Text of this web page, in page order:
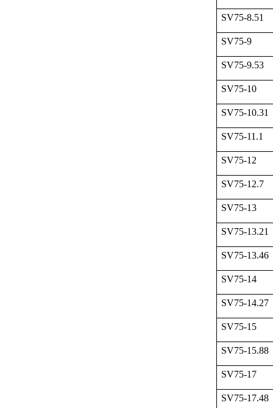
SV75-8.51
SV75-9
SV75-9.53
SV75-10
SV75-10.31
SV75-11.1
SV75-12
SV75-12.7
SV75-13
SV75-13.21
SV75-13.46
SV75-14
SV75-14.27
SV75-15
SV75-15.88
SV75-17
SV75-17.48